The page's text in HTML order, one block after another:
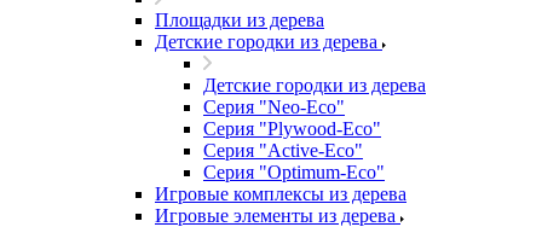
Площадки из дерева
Детские городки из дерева
Детские городки из дерева
Серия "Neo-Eco"
Серия "Plywood-Eco"
Серия "Active-Eco"
Серия "Оptimum-Еco"
Игровые комплексы из дерева
Игровые элементы из дерева